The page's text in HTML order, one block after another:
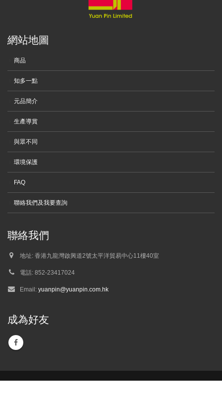
網站地圖
商品
知多一點
元品簡介
生產導賞
與眾不同
環境保護
FAQ
聯絡我們及我要查詢
聯絡我們
地址: 香港九龍灣啟興道2號太平洋貿易中心11樓40室
電話: 852-23417024
Email: yuanpin@yuanpin.com.hk
成為好友